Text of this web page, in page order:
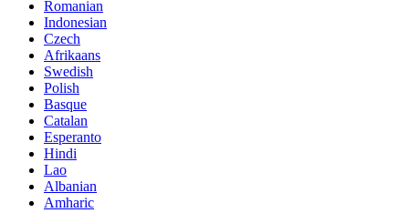
Romanian
Indonesian
Czech
Afrikaans
Swedish
Polish
Basque
Catalan
Esperanto
Hindi
Lao
Albanian
Amharic